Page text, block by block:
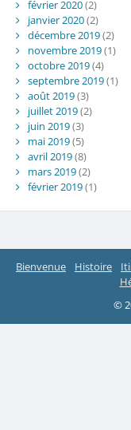
février 2020(2)
janvier 2020(2)
décembre 2019(2)
novembre 2019(1)
octobre 2019(4)
septembre 2019(1)
août 2019(3)
juillet 2019(2)
juin 2019(3)
mai 2019(5)
avril 2019(8)
mars 2019(2)
février 2019(1)
Bienvenue Histoire
©